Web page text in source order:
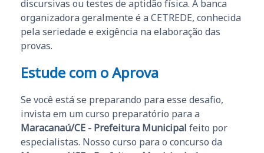
discursivas ou testes de aptidão física. A banca
organizadora geralmente é a CETREDE, conhecida
pela seriedade e exigência na elaboração das
provas.
Estude com o Aprova
Se você está se preparando para esse desafio,
invista em um curso preparatório para a
Maracanaú/CE - Prefeitura Municipal feito por
especialistas. Nosso curso para o concurso da